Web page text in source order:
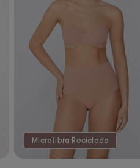
Microfibra Reciclada